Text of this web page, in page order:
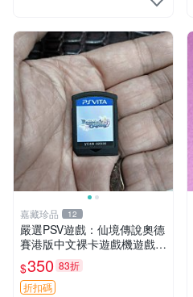
嘉藏珍品 12
嚴選PSV遊戲：仙境傳說奧德
賽港版中文裸卡遊戲機遊戲
仙境傳說 奧德賽 港版 PSV 中
文 裸卡 游戲 仙境傳說 港版
游戲
$350 83折
折扣碼